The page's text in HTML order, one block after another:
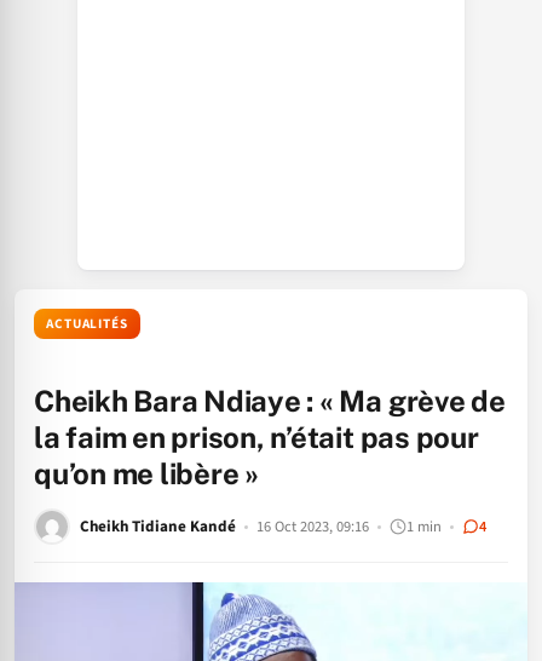
ACTUALITÉS
Cheikh Bara Ndiaye : « Ma grève de
la faim en prison, n’était pas pour
qu’on me libère »
Cheikh Tidiane Kandé 16 Oct 2023, 09:16 1 min 4